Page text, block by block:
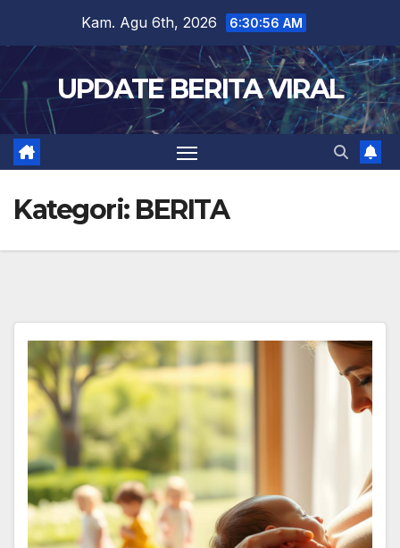
content
Kam. Agu 6th, 2026 6:30:57 AM
UPDATE BERITA VIRAL
Kategori: BERITA